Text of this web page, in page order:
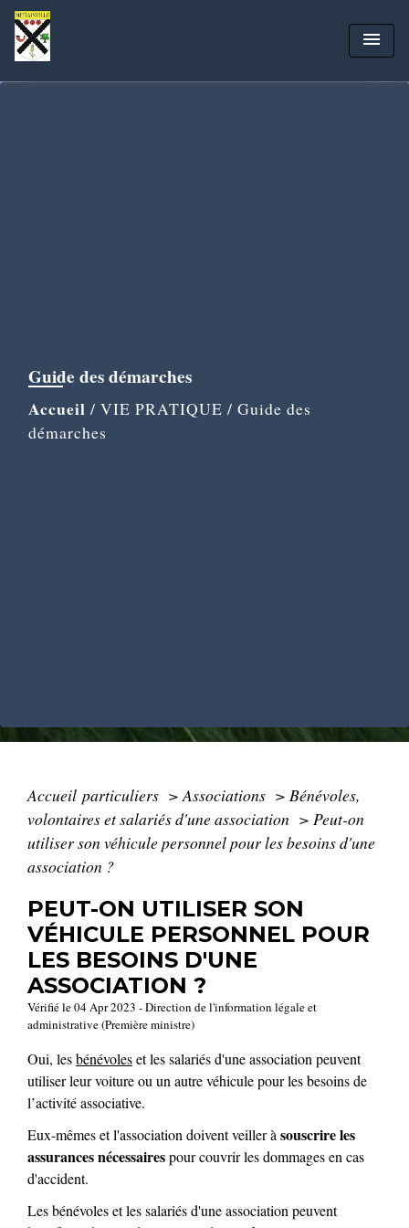
menu
Guide des démarches
Accueil / VIE PRATIQUE / Guide des
démarches
Accueil particuliers > Associations > Bénévoles,
volontaires et salariés d'une association > Peut-on
utiliser son véhicule personnel pour les besoins d'une
association ?
PEUT-ON UTILISER SON
VÉHICULE PERSONNEL POUR
LES BESOINS D'UNE
ASSOCIATION ?
Vérifié le 04 Apr 2023 - Direction de l'information légale et
administrative (Première ministre)
Oui, lesbénévoleset les salariés d'une association peuvent
utiliser leur voiture ou un autre véhicule pour les besoins de
l’activité associative.
Eux-mêmes et l'association doivent veiller à souscrire les
assurances nécessairespour couvrir les dommages en cas
d'accident.
Les bénévoles et les salariés d'une association peuvent